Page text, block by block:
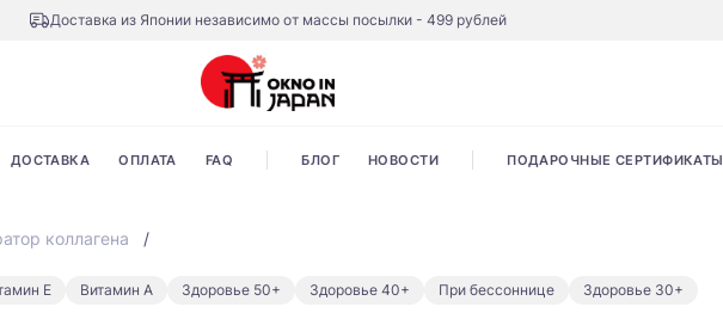
Доставка из Японии независимо от массы посылки - 499 рублей
ДОСТАВКА ОПЛАТА FAQ БЛОГ НОВОСТИ ПОДАРОЧНЫЕ СЕРТИФИКАТЫ
коллагена
Е Витамин А Здоровье 50+ Здоровье 40+ При бессоннице Здоровье 30+